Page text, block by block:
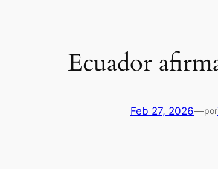
Ecuador
Feb 27, 2026—por